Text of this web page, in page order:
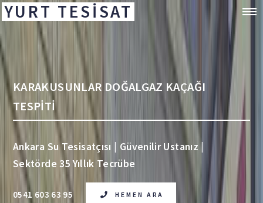
YURT TESİSAT
KARAKUSUNLAR DOĞALGAZ KAÇAĞI
TESPİTİ
Ankara Su Tesisatçısı | Güvenilir Ustanız |
Sektörde 35 Yıllık Tecrübe
0541 603 63 95 HEMEN ARA